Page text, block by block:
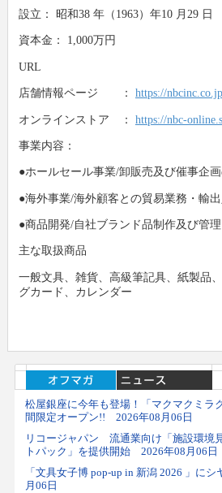
設立： 昭和38 年（1963）年10 月29 日
資本金： 1,000万円
URL
店舗情報ページ ： https://
オンラインストア ： https://nbc-
事業内容：
●ホールセール事業/卸販売及び催事企
●海外事業/海外顧客との貿易業務・輸
●商品開発/自社ブランド品制作及び管理
主な取扱商品
一般文具、雑貨、高級筆記具、紙製品
グカード、カレンダー
松屋銀座に今年も登場！「マクマクミラ
間限定オープン!! 2026年08月06日
リコージャパン 流通業向け「施設環境
トパック」を提供開始 2026年08月06日
「文具女子博 pop-up in 新潟 2026 」に
月06日